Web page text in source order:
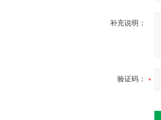
补充说明：
验证码：